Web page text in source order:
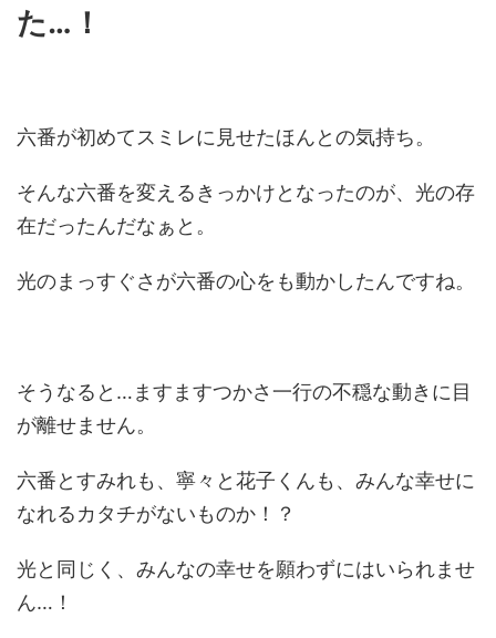
た…！
六番が初めてスミレに見せたほんとの気持ち。
そんな六番を変えるきっかけとなったのが、光の存
在だったんだなぁと。
光のまっすぐさが六番の心をも動かしたんですね。
そうなると…ますますつかさ一行の不穏な動きに目
が離せません。
六番とすみれも、寧々と花子くんも、みんな幸せに
なれるカタチがないものか！？
光と同じく、みんなの幸せを願わずにはいられませ
ん…！